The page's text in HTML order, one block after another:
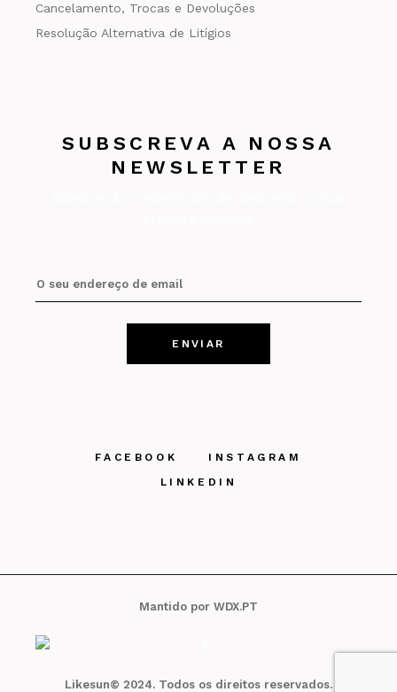
Cancelamento, Trocas e Devoluções
Resolução Alternativa de Litígios
SUBSCREVA A NOSSA
NEWSLETTER
FACEBOOK
INSTAGRAM
LINKEDIN
Mantido porWDX.PT
Likesun© 2024. Todos os direitos reservados.